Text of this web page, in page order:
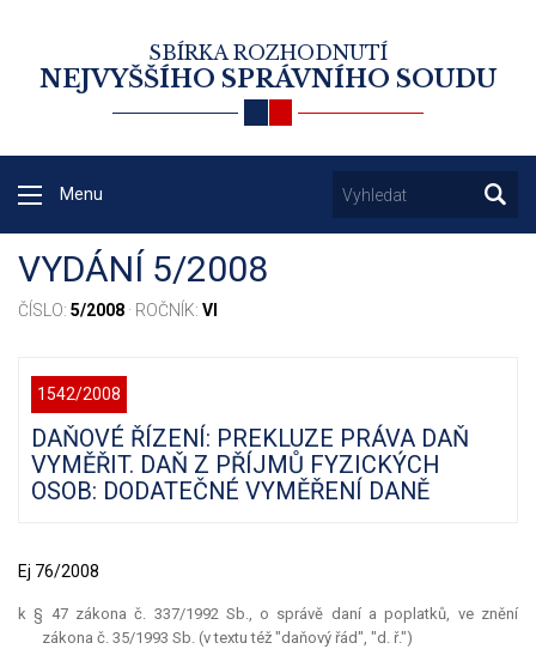
SBÍRKA ROZHODNUTÍ
NEJVYŠŠÍHO SPRÁVNÍHO SOUDU
Menu
VYDÁNÍ 5/2008
ČÍSLO: 5/2008 · ROČNÍK: VI
1542/2008
DAŇOVÉ ŘÍZENÍ: PREKLUZE PRÁVA DAŇ
VYMĚŘIT. DAŇ Z PŘÍJMŮ FYZICKÝCH
OSOB: DODATEČNÉ VYMĚŘENÍ DANĚ
Ej 76/2008
k § 47 zákona č. 337/1992 Sb., o správě daní a poplatků, ve znění
zákona č. 35/1993 Sb. (v textu též "daňový řád", "d. ř.")